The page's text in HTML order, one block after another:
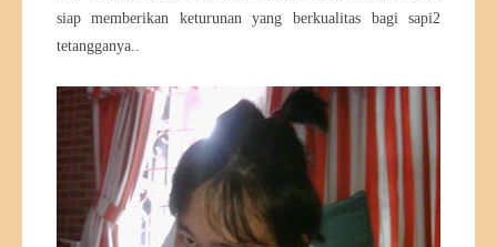
siap memberikan keturunan yang berkualitas bagi sapi2
tetangganya..